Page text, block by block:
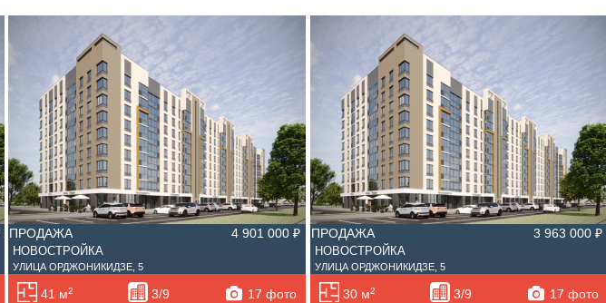
ПРОДАЖА 4 901 000 ₽
НОВОСТРОЙКА
УЛИЦА ОРДЖОНИКИДЗЕ, 5
41 м2 3/9 17 фото
ПРОДАЖА 3 963 000 ₽
НОВОСТРОЙКА
УЛИЦА ОРДЖОНИКИДЗЕ, 5
30 м2 3/9 17 фото